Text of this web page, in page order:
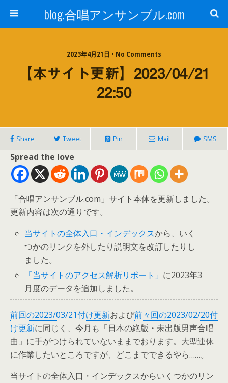
blog.合唱アンサンブル.com
2023年4月21日 • No Comments
【本サイト更新】2023/04/21
22:50
Share Tweet Pin Mail SMS
Spread the love
「合唱アンサンブル.com」サイト本体を更新しました。
更新内容は次の通りです。
当サイトの全体入口・インデックスから、いく
つかのリンクを外したり説明文を改訂したりし
ました。
「当サイトのアクセス解析リポート」 に2023年3
月度のデータを追加しました。
前回の2023/03/21付け更新および前々回の2023/02/20付
け更新に同じく、今月も「日本の絶版・未出版男声合唱
曲」に手がつけられていないままでおります。大型連休
に作業したいところですが、どこまでできるやら……。
当サイトの全体入口・インデックスからいくつかのリン